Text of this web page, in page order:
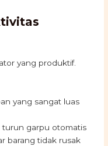
yang produktif.
yang sangat luas
turun garpu otomatis
barang tidak rusak